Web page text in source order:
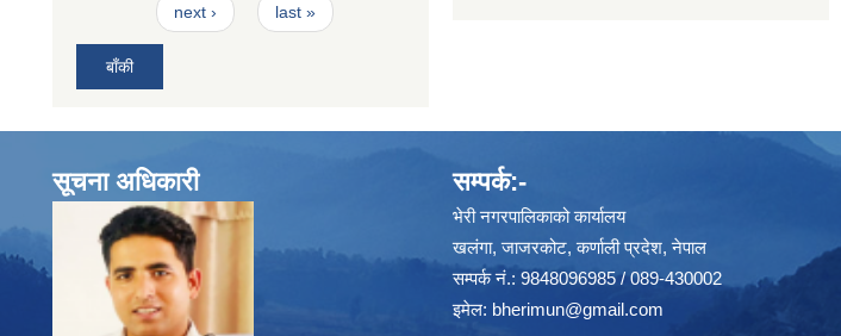
next › last »
बाँकी
सूचना अधिकारी सम्पर्क:-
भेरी नगरपालिकाको कार्यालय
खलंगा, जाजरकोट, कर्णाली प्रदेश, नेपाल
सम्पर्क नं.: 9848096985 / 089-430002
इमेल: bherimun@gmail.com